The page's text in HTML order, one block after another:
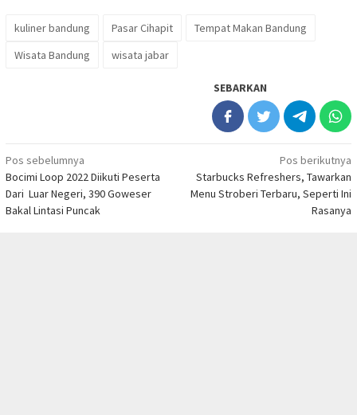
bakmie sesuai keinginan. Terdapat berbagai pilihan menu
bakmie. Di antaranya bakmie manis, bakmie asin, bakmie kuah
Sobat Turisian dapat menikmati bakmie ini cukup dengan
merogoh kocek sebesar Rp 25.000 hingga Rp 39.000 saja.
Bakmie Tjo Kin ini buka setiap hari, mulai pukul 08.00 WIB
hingga 21.00 WIB.
3. Seroja Bake